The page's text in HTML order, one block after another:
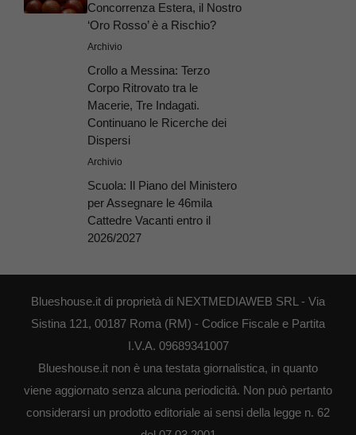
Concorrenza Estera, il Nostro
‘Oro Rosso’ è a Rischio?
Archivio
Crollo a Messina: Terzo
Corpo Ritrovato tra le
Macerie, Tre Indagati.
Continuano le Ricerche dei
Dispersi
Archivio
Scuola: Il Piano del Ministero
per Assegnare le 46mila
Cattedre Vacanti entro il
2026/2027
Blueshouse.it di proprietà di NEXTMEDIAWEB SRL - Via
Sistina 121, 00187 Roma (RM) - Codice Fiscale e Partita
I.V.A. 09689341007
Blueshouse.it non è una testata giornalistica, in quanto
viene aggiornato senza alcuna periodicità. Non può pertanto
considerarsi un prodotto editoriale ai sensi della legge n. 62